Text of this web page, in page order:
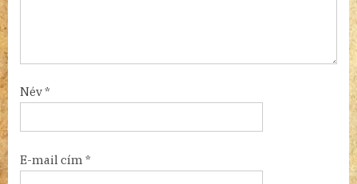
Név*
E-mail cím *